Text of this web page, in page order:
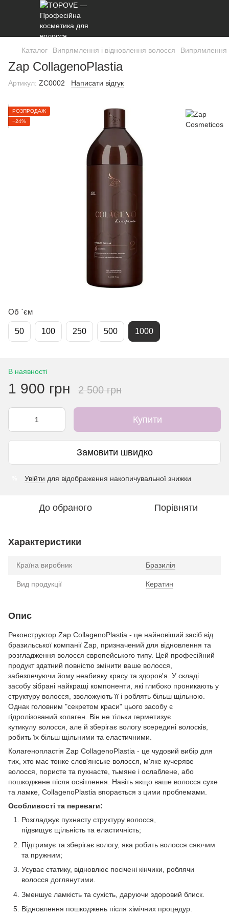
Каталог Випрямлення і відновлення волосся Випрямлення
Zap CollagenoPlastia
Артикул: ZC0002 Написати відгук
РОЗПРОДАЖ
−24%
Об `єм
50 100 250 500 1000
В наявності
1 900 грн 2 500 грн
Купити
Замовити швидко
Увійти для відображення накопичувальної знижки
До обраного Порівняти
Характеристики
Країна виробник Бразилія
Вид продукції Кератин
Опис
Реконструктор Zap CollagenoPlastia - це найновіший засіб від
бразильської компанії Zap, призначений для відновлення та
розгладження волосся європейського типу. Цей професійний
продукт здатний повністю змінити ваше волосся,
забезпечуючи йому неабияку красу та здоров'я. У складі
засобу зібрані найкращі компоненти, які глибоко проникають у
структуру волосся, зволожують її і роблять більш щільною.
Однак головним "секретом краси" цього засобу є
гідролізований колаген. Він не тільки герметизує
кутикулу волосся, але й зберігає вологу всередині волосків,
робить їх більш щільними та еластичними.
Колагенопластія Zap CollagenoPlastia - це чудовий вибір для
тих, хто має тонке слов'янське волосся, м'яке кучеряве
волосся, пористе та пухнасте, тьмяне і ослаблене, або
пошкоджене після освітлення. Навіть якщо ваше волосся сухе
та ламке, CollagenoPlastia впорається з цими проблемами.
Особливості та переваги:
Розгладжує пухнасту структуру волосся,
підвищує щільність та еластичність;
Підтримує та зберігає вологу, яка робить волосся сяючим
та пружним;
Усуває статику, відновлює посічені кінчики, роблячи
волосся доглянутими.
Зменшує ламкість та сухість, даруючи здоровий блиск.
Відновлення пошкоджень після хімічних процедур.